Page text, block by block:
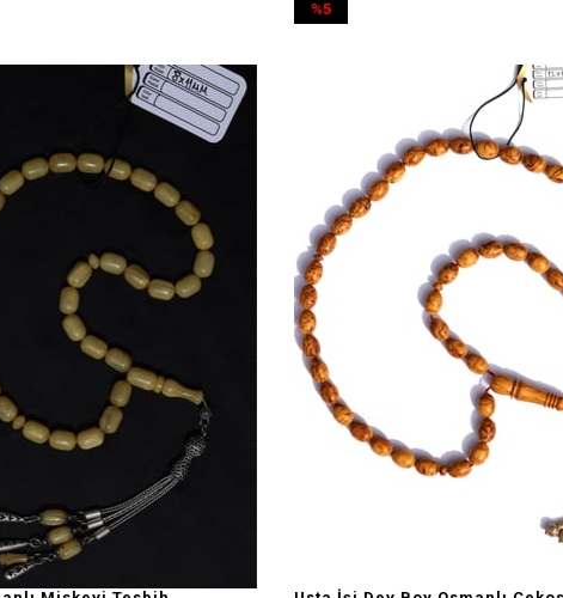
%5İndirim